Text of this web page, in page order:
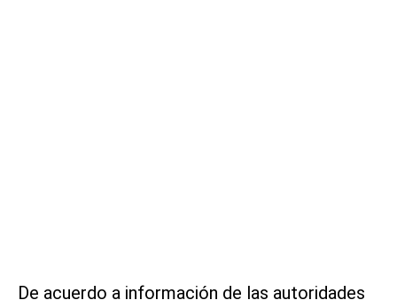
De acuerdo a información de las autoridades